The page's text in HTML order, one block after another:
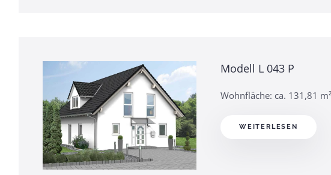
Modell L 043 P
Wohnfläche: ca. 131,81 m²
WEITERLESEN